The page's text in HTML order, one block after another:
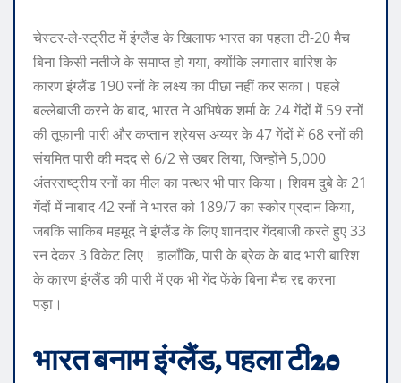
चेस्टर-ले-स्ट्रीट में इंग्लैंड के खिलाफ भारत का पहला टी-20 मैच
बिना किसी नतीजे के समाप्त हो गया, क्योंकि लगातार बारिश के
कारण इंग्लैंड 190 रनों के लक्ष्य का पीछा नहीं कर सका। पहले
बल्लेबाजी करने के बाद, भारत ने अभिषेक शर्मा के 24 गेंदों में 59 रनों
की तूफानी पारी और कप्तान श्रेयस अय्यर के 47 गेंदों में 68 रनों की
संयमित पारी की मदद से 6/2 से उबर लिया, जिन्होंने 5,000
अंतरराष्ट्रीय रनों का मील का पत्थर भी पार किया। शिवम दुबे के 21
गेंदों में नाबाद 42 रनों ने भारत को 189/7 का स्कोर प्रदान किया,
जबकि साकिब महमूद ने इंग्लैंड के लिए शानदार गेंदबाजी करते हुए 33
रन देकर 3 विकेट लिए। हालाँकि, पारी के ब्रेक के बाद भारी बारिश
के कारण इंग्लैंड की पारी में एक भी गेंद फेंके बिना मैच रद्द करना
पड़ा।
भारत बनाम इंग्लैंड, पहला टी20